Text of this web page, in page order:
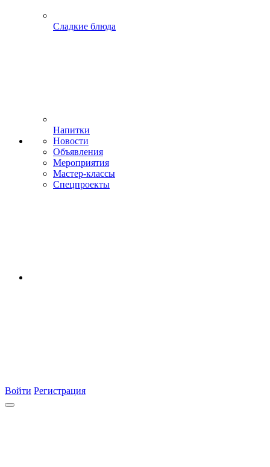
Сладкие блюда
Напитки
Новости
Объявления
Мероприятия
Мастер-классы
Спецпроекты
Войти Регистрация